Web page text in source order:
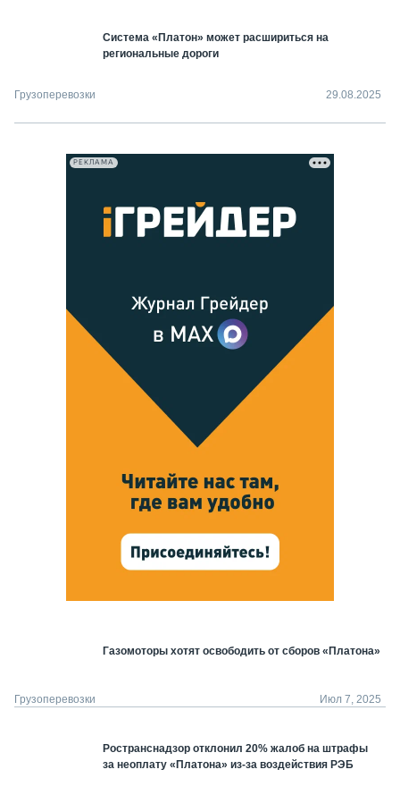
Система «Платон» может расшириться на
региональные дороги
Грузоперевозки 29.08.2025
РЕКЛАМА
Газомоторы хотят освободить от сборов «Платона»
Грузоперевозки Июл 7, 2025
Ространснадзор отклонил 20% жалоб на штрафы
за неоплату «Платона» из-за воздействия РЭБ